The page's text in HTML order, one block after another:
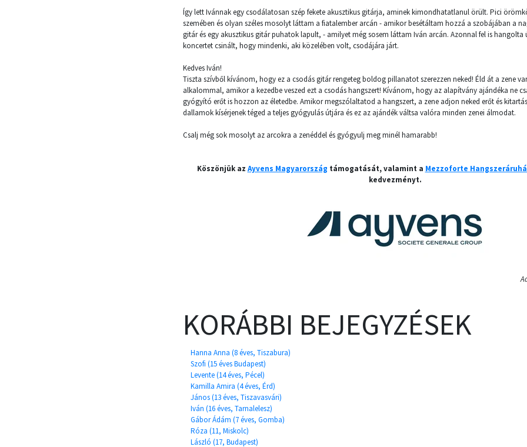
Így lett Ivánnak egy csodálatosan szép fekete akusztikus gitárja, aminek kimondhatatlanul örült. Pici
szemében és olyan széles mosolyt láttam a fiatalember arcán - amikor besétáltam hozzá a szobájában a
gitár és egy akusztikus gitár puhatok lapult, - amilyet még sosem láttam Iván arcán. Azonnal fel is hangolta
koncertet csinált, hogy mindenki, aki közelében volt, csodájára járt.
Kedves Iván!
Tiszta szívből kívánom, hogy ez a csodás gitár rengeteg boldog pillanatot szerezzen neked! Éld át a zene
alkalommal, amikor a kezedbe veszed ezt a csodás hangszert! Kívánom, hogy az alapítvány ajándéka ne
gyógyító erőt is hozzon az életedbe. Amikor megszólaltatod a hangszert, a zene adjon neked erőt és
dallamok kísérjenek téged a teljes gyógyulás útjára és ez az ajándék váltsa valóra minden zenei álmodat.
Csalj még sok mosolyt az arcokra a zenéddel és gyógyulj meg minél hamarabb!
Köszönjük az Ayvens Magyarország támogatását, valamint a Mezzoforte
kedvezményt.
KORÁBBI BEJEGYZÉSEK
Hanna Anna (8 éves, Tiszabura)
Szofi (15 éves Budapest)
Levente (14 éves, Pécel)
Kamilla Amira (4 éves, Érd)
János (13 éves, Tiszavasvári)
Iván (16 éves, Tarnalelesz)
Gábor Ádám (7 éves, Gomba)
Róza (11, Miskolc)
László (17, Budapest)